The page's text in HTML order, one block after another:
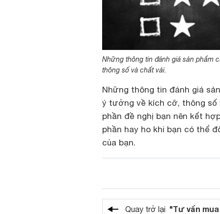
Những thông tin đánh giá sản phẩm
thông số và chất vải.
Những thông tin đánh giá
ý tưởng về kích cỡ, thông số
phần đề nghị bạn nên kết
phần hay ho khi bạn có thể
của bạn.
Quay trở lại "Tư vấn